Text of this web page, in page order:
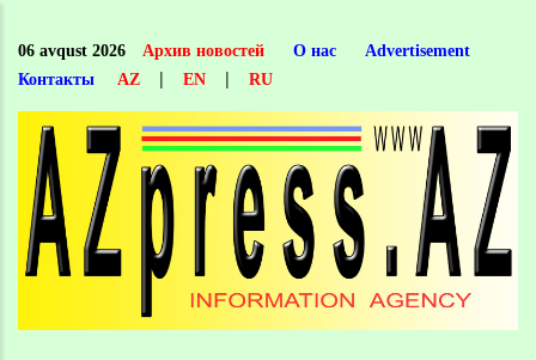
main
06 avqust 2026 Архив новостей О нас
Advertisement
Контакты
AZ | EN | RU